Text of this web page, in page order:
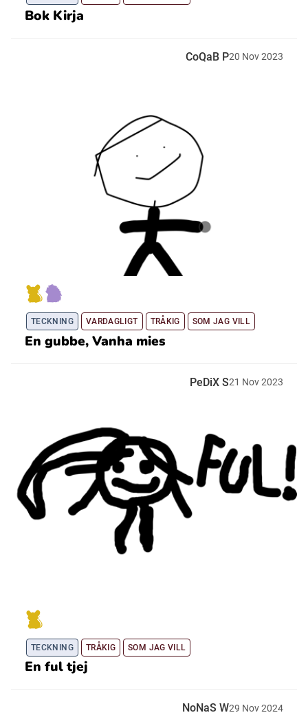
Bok Kirja
CoQaB P20 Nov2023
TECKNING VARDAGLIGT TRÅKIG SOM JAG VILL
En gubbe, Vanha mies
PeDiX S21 Nov2023
TECKNING TRÅKIG SOM JAG VILL
En ful tjej
NoNaS W29 Nov2024